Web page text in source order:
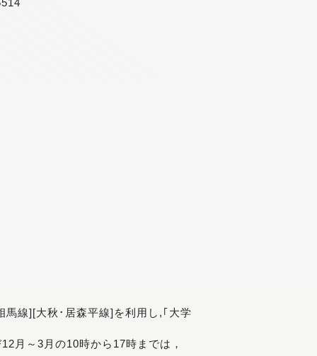
線][大秋･居森平線]を利用し,｢大学
月～3月の10時から17時までは，